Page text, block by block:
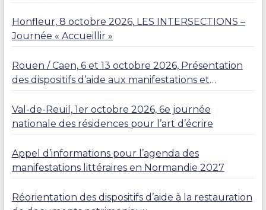
Honfleur, 8 octobre 2026, LES INTERSECTIONS –
Journée « Accueillir »
Rouen / Caen, 6 et 13 octobre 2026, Présentation
des dispositifs d’aide aux manifestations et
Val-de-Reuil, 1er octobre 2026, 6e journée
nationale des résidences pour l’art d’écrire
Appel d’informations pour l’agenda des
manifestations littéraires en Normandie 2027
Réorientation des dispositifs d’aide à la restauration